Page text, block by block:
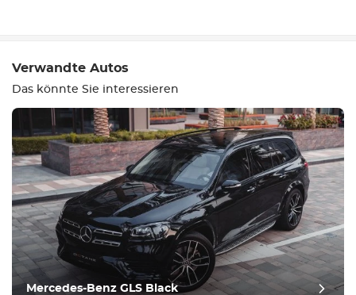
Ausrüstung
Bequem
Klimatisierung
Verwandte Autos
Das könnte Sie interessieren
Mercedes-Benz GLS Black